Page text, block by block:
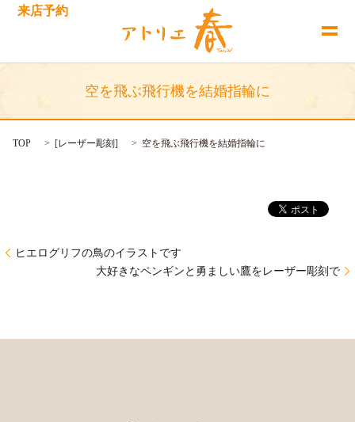
来店予約
空を飛ぶ飛行機を結婚指輪に
TOP [レーザー彫刻] 空を飛ぶ飛行機を結婚指輪に
ヒエログリフの鳥のイラストです
大好きなペンギンと勇ましい鷹をレーザー彫刻で